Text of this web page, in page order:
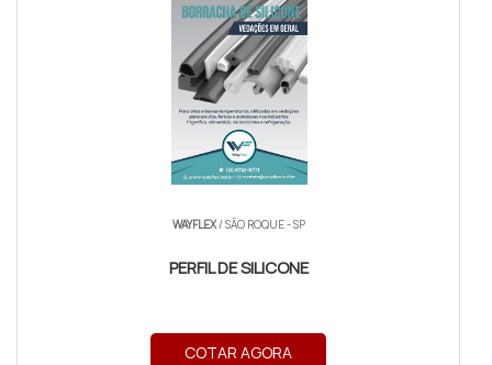
WAYFLEX/ SÃO ROQUE - SP
PERFIL DE SILICONE
COTAR AGORA